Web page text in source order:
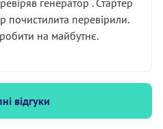
генератор . Стартер
почистилита перевірили.
на майбутнє.
відгуки